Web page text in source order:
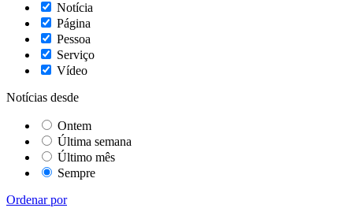
Notícia
Página
Pessoa
Serviço
Vídeo
Notícias desde
Ontem
Última semana
Último mês
Sempre
Ordenar por